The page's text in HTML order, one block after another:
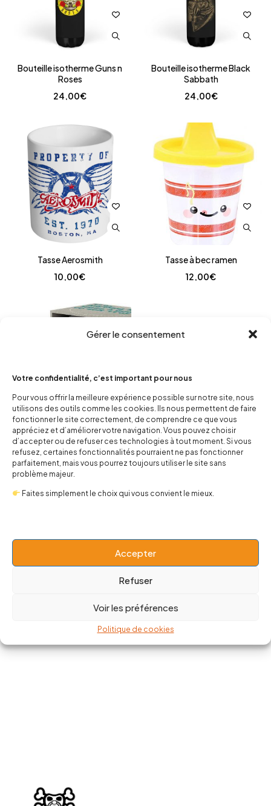
Gérer le consentement
Votre confidentialité, c’est important pour nous
Pour vous offrir la meilleure expérience possible sur notre site, nous
utilisons des outils comme les cookies. Ils nous permettent de faire
fonctionner le site correctement, de comprendre ce que vous
appréciez et d’améliorer votre navigation. Vous pouvez choisir
d’accepter ou de refuser ces technologies à tout moment. Si vous
refusez, certaines fonctionnalités pourraient ne pas fonctionner
parfaitement, mais vous pourrez toujours utiliser le site sans
problème majeur.
Faites simplement le choix qui vous convient le mieux.
Accepter
Refuser
Voir les préférences
Politique de cookies
Bouteille isotherme Guns n
Roses
24,00€
Bouteille isotherme Black
Sabbath
24,00€
Tasse Aerosmith
10,00€
Tasse à bec ramen
12,00€
Mug Frida Kahlo
13,00 €
Tasse à bec sauce sriracha
12,00€
13,00